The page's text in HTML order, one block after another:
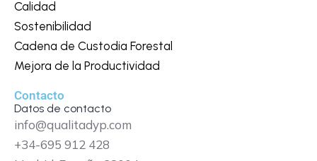
Calidad
Sostenibilidad
Cadena de Custodia Forestal
Mejora de la Productividad
Contacto
Datos de contacto
info@qualitadyp.com
+34-695 912 428